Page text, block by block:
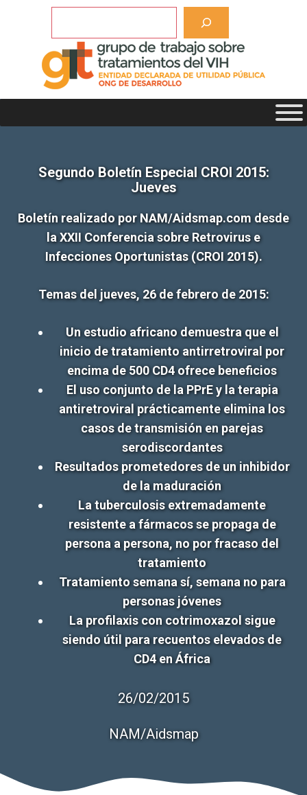
Segundo Boletín Especial CROI 2015:
Jueves
Boletín realizado por NAM/Aidsmap.com desde
la XXII Conferencia sobre Retrovirus e
Infecciones Oportunistas (CROI 2015).
Temas del jueves, 26 de febrero de 2015:
Un estudio africano demuestra que el
inicio de tratamiento antirretroviral por
encima de 500 CD4 ofrece beneficios
El uso conjunto de la PPrE y la terapia
antiretroviral prácticamente elimina los
casos de transmisión en parejas
serodiscordantes
Resultados prometedores de un inhibidor
de la maduración
La tuberculosis extremadamente
resistente a fármacos se propaga de
persona a persona, no por fracaso del
tratamiento
Tratamiento semana sí, semana no para
personas jóvenes
La profilaxis con cotrimoxazol sigue
siendo útil para recuentos elevados de
CD4 en África
26/02/2015
NAM/Aidsmap